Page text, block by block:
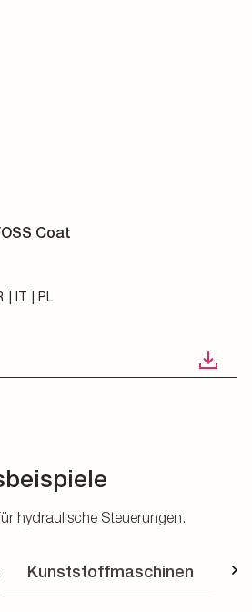
Coat
IT PL
hydraulische Steuerungen.
Kunststoffmaschinen